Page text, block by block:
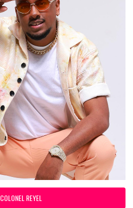
COLONEL REYEL